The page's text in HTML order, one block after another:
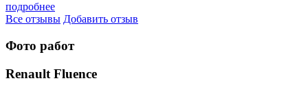
подробнее
Все отзывы Добавить отзыв
Фото работ
Renault Fluence